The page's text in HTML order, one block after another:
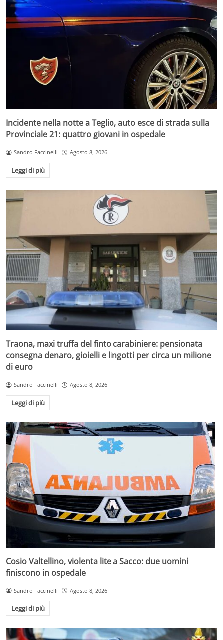
Incidente nella notte a Teglio, auto esce di strada sulla
Provinciale 21: quattro giovani in ospedale
Sandro Faccinelli Agosto 8, 2026
Leggi di più
Traona, maxi truffa del finto carabiniere: pensionata
consegna denaro, gioielli e lingotti per circa un milione
di euro
Sandro Faccinelli Agosto 8, 2026
Leggi di più
Cosio Valtellino, violenta lite a Sacco: due uomini
finiscono in ospedale
Sandro Faccinelli Agosto 8, 2026
Leggi di più